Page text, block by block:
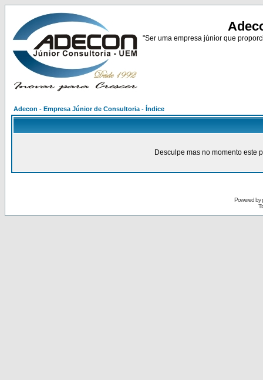
"Ser uma empresa júnior que
Adecon - Empresa Júnior de Consultoria - Índice
Desculpe mas no momento este
Powered by